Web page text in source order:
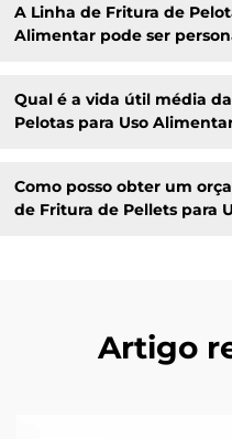
A Linha de Fritura de
Alimentar pode ser
Qual é a vida útil média
Pelotas para Uso
Como posso obter um
de Fritura de Pellets para
Artigo